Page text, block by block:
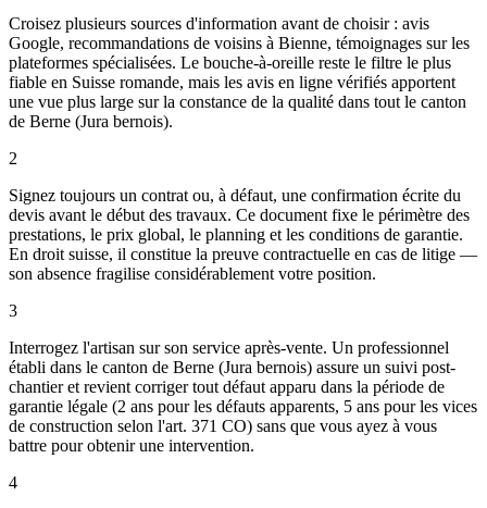
Croisez plusieurs sources d'information avant de choisir : avis
Google, recommandations de voisins à Bienne, témoignages sur les
plateformes spécialisées. Le bouche-à-oreille reste le filtre le plus
fiable en Suisse romande, mais les avis en ligne vérifiés apportent
une vue plus large sur la constance de la qualité dans tout le canton
de Berne (Jura bernois).
2
Signez toujours un contrat ou, à défaut, une confirmation écrite du
devis avant le début des travaux. Ce document fixe le périmètre des
prestations, le prix global, le planning et les conditions de garantie.
En droit suisse, il constitue la preuve contractuelle en cas de litige —
son absence fragilise considérablement votre position.
3
Interrogez l'artisan sur son service après-vente. Un professionnel
établi dans le canton de Berne (Jura bernois) assure un suivi post-
chantier et revient corriger tout défaut apparu dans la période de
garantie légale (2 ans pour les défauts apparents, 5 ans pour les vices
de construction selon l'art. 371 CO) sans que vous ayez à vous
battre pour obtenir une intervention.
4